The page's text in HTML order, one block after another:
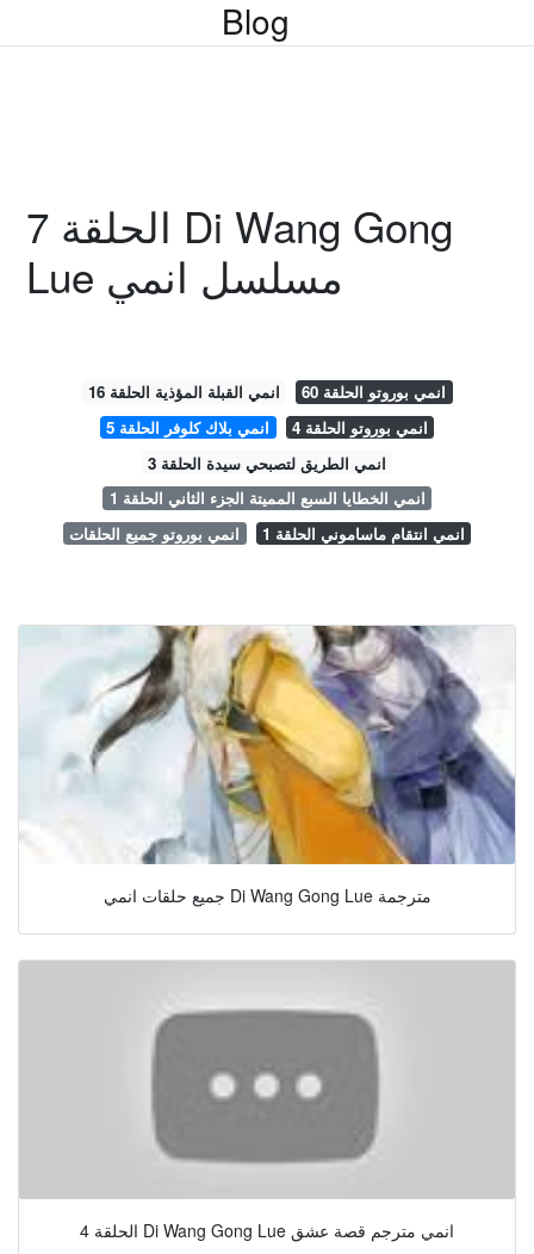
Blog
الحلقة 7 Di Wang Gong
Lue مسلسل انمي
انمي القبلة المؤذية الحلقة 16
انمي بوروتو الحلقة 60
انمي بلاك كلوفر الحلقة 5
انمي بوروتو الحلقة 4
انمي الطريق لتصبحي سيدة الحلقة 3
انمي الخطايا السبع المميتة الجزء الثاني الحلقة 1
انمي بوروتو جميع الحلقات
انمي انتقام ماساموني الحلقة 1
جميع حلقات انمي Di Wang Gong Lue مترجمة
الحلقة 4 Di Wang Gong Lue انمي مترجم قصة عشق